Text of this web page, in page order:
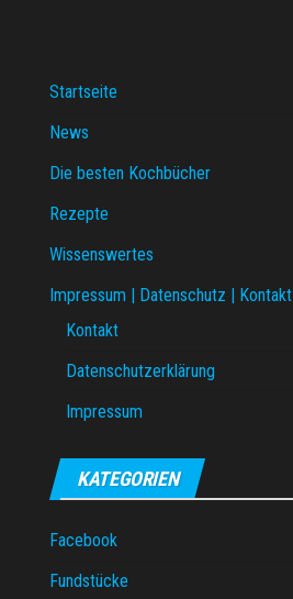
Startseite
News
Die besten Kochbücher
Rezepte
Wissenswertes
Impressum | Datenschutz | Kontakt
Kontakt
Datenschutzerklärung
Impressum
KATEGORIEN
Facebook
Fundstücke